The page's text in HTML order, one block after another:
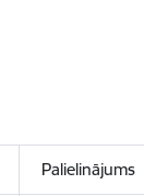
Palielinājums